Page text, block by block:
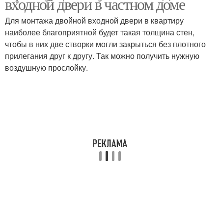
Двери в частный дом Двери по сравнению
Конденсат на входной
Для монтажа двойной входной двери в квартиру
наиболее благоприятной будет такая толщина стен,
чтобы в них две створки могли закрыться без плотного
прилегания друг к другу. Так можно получить нужную
воздушную прослойку.